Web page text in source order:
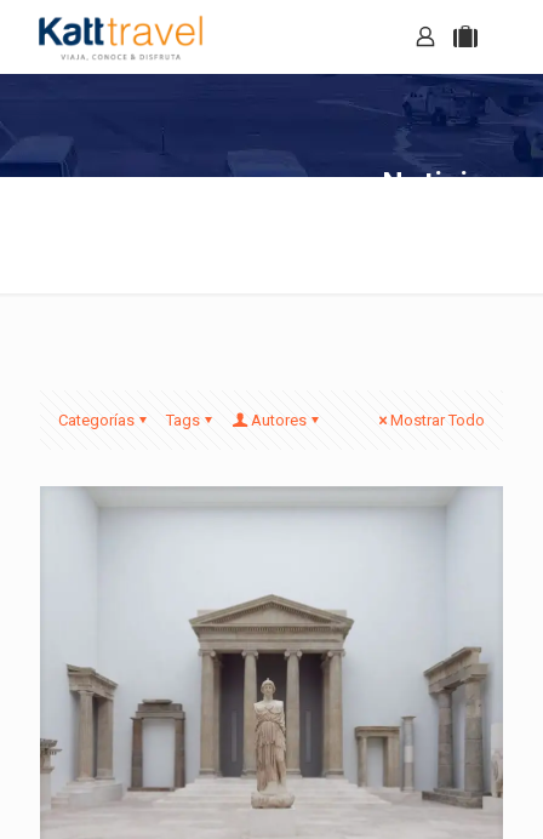
Noticias
Categorías Tags Autores Mostrar Todo